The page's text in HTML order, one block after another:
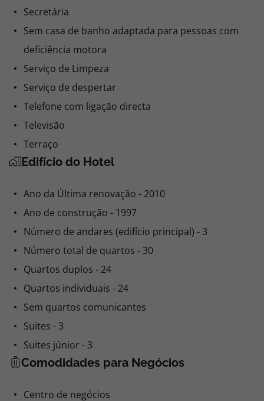
Secretária
Sem casa de banho adaptada para pessoas com
deficiência motora
Serviço de Limpeza
Serviço de despertar
Telefone com ligação directa
Televisão
Terraço
Edifício do Hotel
Ano da Última renovação - 2010
Ano de construção - 1997
Número de andares (edifício principal) - 3
Número total de quartos - 30
Quartos duplos - 24
Quartos individuais - 24
Sem quartos comunicantes
Suites - 3
Suites júnior - 3
Comodidades para Negócios
Centro de negócios